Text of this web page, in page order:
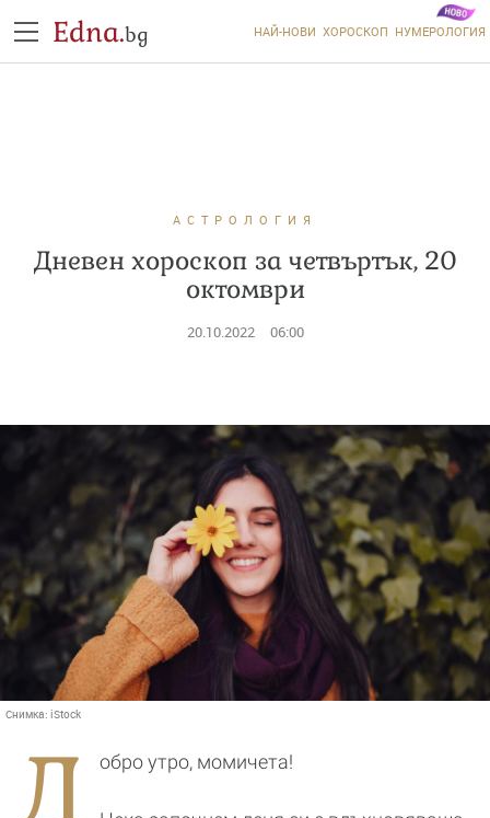
Edna.bg НАЙ-НОВИ ХОРОСКОП НУМЕРОЛОГИЯ
АСТРОЛОГИЯ
Дневен хороскоп за четвъртък, 20
октомври
20.10.2022 06:00
Снимка: iStock
обро утро, момичета!